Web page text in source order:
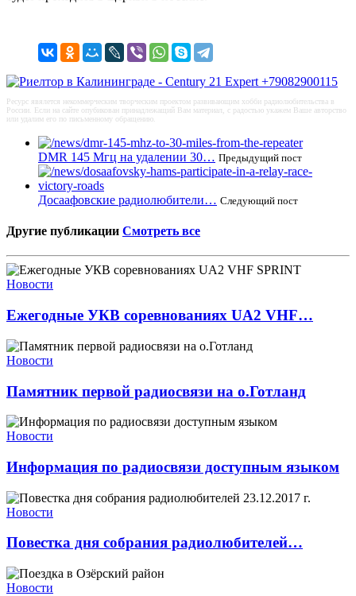
Ресурс явялется некоммерческим творческим проектом развивающим хобби радиолюбительства в
России. Если на сайте опубикован принадлежащий Вам материал, с радостью укажем Ваше авторство
или удалим его по письменному обращению.
DMR 145 Мгц на удалении 30… Предыдущий пост
Досаафовские радиолюбители… Следующий пост
Другие публикации Смотреть все
Новости
Ежегодные УКВ соревнованиях UA2 VHF…
Новости
Памятник первой радиосвязи на о.Готланд
Новости
Информация по радиосвязи доступным языком
Новости
Повестка дня собрания радиолюбителей…
Новости